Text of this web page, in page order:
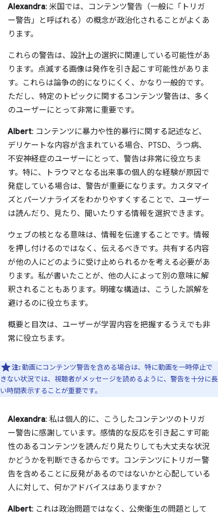
Alexandra: 米国では、コンテンツ警告（一般に「トリガ
ー警告」と呼ばれる）の概念が政治化されることがよくあ
ります。
これらの警告は、設計上の選択に関連している可能性があ
ります。点滅する画像は発作を引き起こす可能性がありま
す。これらは論争の的になりにくく、かなり一般的です。
ただし、特定のトピックに関するコンテンツ警告は、多く
のユーザーにとって非常に重要です。
Albert: コンテンツに暴力や性的暴行に関する記述など、
デリケートな内容が含まれている場合、PTSD、うつ病、
不安神経症のユーザーにとって、警告は非常に役立ちま
す。特に、トラウマとなる出来事の個人的な経験が原因で
発症している場合は、警告が重要になります。カスタマイ
ズとパーソナライズをわかりやすくすることで、ユーザー
は読んだり、見たり、聞いたりする情報を選択できます。
ウェブの核となる意味は、情報を伝達することです。情報
を押し付けるのではなく、伝えるべきです。共有する内容
が他の人にどのように受け止められるかを考える必要があ
ります。私が書いたことが、他の人によって別の意味に解
釈されることもあります。明確な構造は、こうした誤解を
避けるのに役立ちます。
概要と目次は、ユーザーが学習内容を把握するうえでも非
常に役立ちます。
注: 動画にコンテンツ警告を含める場合は、特に動画を一時停止で
きない状況では、視聴者がメッセージを読めるように、警告を十分に長
い時間表示することが重要です。
Alexandra: 私は個人的に、こうしたコンテンツのトリガ
ー警告に感謝しています。感情的な反応を引き起こす可能
性のあるコンテンツを読んだり見たりしても大丈夫な状況
かどうかを判断できるからです。コンテンツにトリガー警
告を含めることに反発があるのではないかと心配している
人に対して、何かアドバイスはありますか？
Albert: これは政治問題ではなく、公衆衛生の問題として